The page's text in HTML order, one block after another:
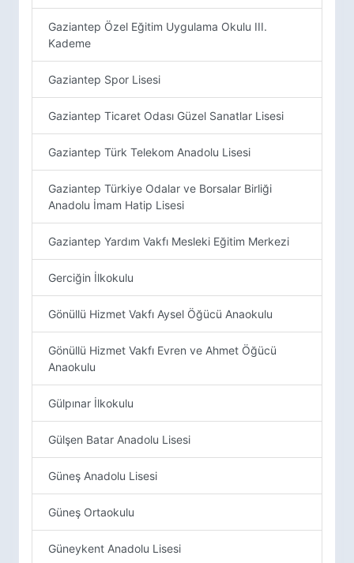
Gaziantep Özel Eğitim Uygulama Okulu III.
Kademe
Gaziantep Spor Lisesi
Gaziantep Ticaret Odası Güzel Sanatlar Lisesi
Gaziantep Türk Telekom Anadolu Lisesi
Gaziantep Türkiye Odalar ve Borsalar Birliği
Anadolu İmam Hatip Lisesi
Gaziantep Yardım Vakfı Mesleki Eğitim Merkezi
Gerciğin İlkokulu
Gönüllü Hizmet Vakfı Aysel Öğücü Anaokulu
Gönüllü Hizmet Vakfı Evren ve Ahmet Öğücü
Anaokulu
Gülpınar İlkokulu
Gülşen Batar Anadolu Lisesi
Güneş Anadolu Lisesi
Güneş Ortaokulu
Güneykent Anadolu Lisesi